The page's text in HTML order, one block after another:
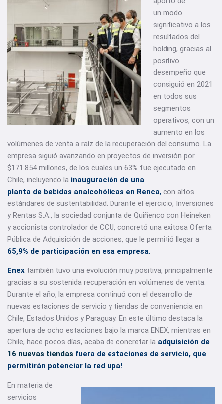
un modo
significativo a los
resultados del
holding, gracias al
positivo
desempeño que
consiguió en 2021
en todos sus
segmentos
operativos, con un
aumento en los
volúmenes de venta a raíz de la recuperación del consumo. La
empresa siguió avanzando en proyectos de inversión por
$171.854 millones, de los cuales un 63% fue ejecutado en
Chile, incluyendo la inauguración de una
planta de bebidas analcohólicas en Renca, con altos
estándares de sustentabilidad. Durante el ejercicio, Inversiones
y Rentas S.A., la sociedad conjunta de Quiñenco con Heineken
y accionista controlador de CCU, concretó una exitosa Oferta
Pública de Adquisición de acciones, que le permitió llegar a
65,9% de participación en esa empresa.
Enex también tuvo una evolución muy positiva, principalmente
gracias a su sostenida recuperación en volúmenes de venta.
Durante el año, la empresa continuó con el desarrollo de
nuevas estaciones de servicio y tiendas de conveniencia en
Chile, Estados Unidos y Paraguay. En este último destaca la
apertura de ocho estaciones bajo la marca ENEX, mientras en
Chile, hace pocos días, acaba de concretar la adquisición de
16 nuevas tiendas fuera de estaciones de servicio, que
permitirán potenciar la red upa!
En materia de
servicios